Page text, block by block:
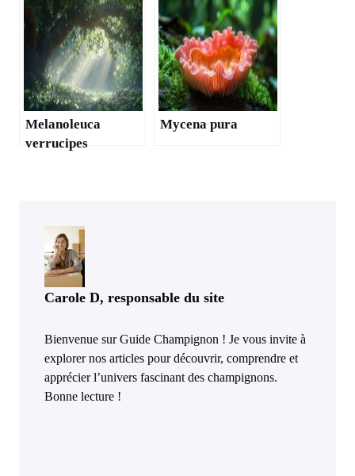
Melanoleuca
verrucipes
Mycena pura
Carole D, responsable du site
Bienvenue sur Guide Champignon ! Je vous invite à
explorer nos articles pour découvrir, comprendre et
apprécier l’univers fascinant des champignons.
Bonne lecture !